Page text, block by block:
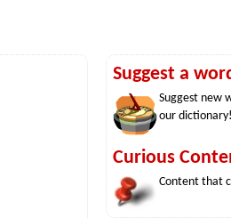
Suggest a
Suggest new
our
Curious
Content that